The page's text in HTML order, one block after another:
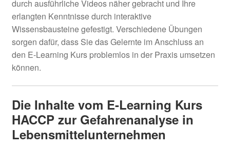
durch ausführliche Videos näher gebracht und Ihre
erlangten Kenntnisse durch interaktive
Wissensbausteine gefestigt. Verschiedene Übungen
sorgen dafür, dass Sie das Gelernte im Anschluss an
den E-Learning Kurs problemlos in der Praxis umsetzen
können.
Die Inhalte vom E-Learning Kurs
HACCP zur Gefahrenanalyse in
Lebensmittelunternehmen